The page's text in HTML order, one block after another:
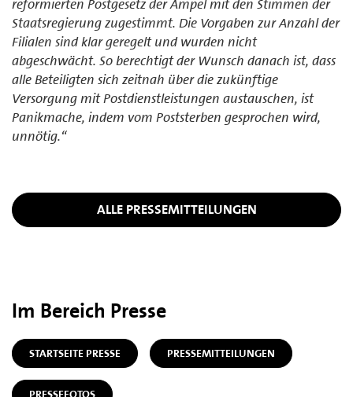
reformierten Postgesetz der Ampel mit den Stimmen der
Staatsregierung zugestimmt. Die Vorgaben zur Anzahl der
Filialen sind klar geregelt und wurden nicht
abgeschwächt. So berechtigt der Wunsch danach ist, dass
alle Beteiligten sich zeitnah über die zukünftige
Versorgung mit Postdienstleistungen austauschen, ist
Panikmache, indem vom Poststerben gesprochen wird,
unnötig.“
ALLE PRESSEMITTEILUNGEN
Im Bereich Presse
STARTSEITE PRESSE PRESSEMITTEILUNGEN
PRESSEFOTOS